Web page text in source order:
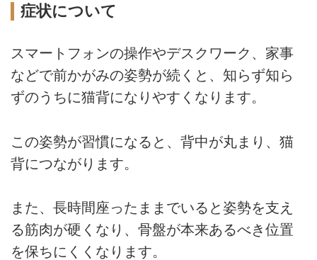
症状について
スマートフォンの操作やデスクワーク、家事
などで前かがみの姿勢が続くと、知らず知ら
ずのうちに猫背になりやすくなります。
この姿勢が習慣になると、背中が丸まり、猫
背につながります。
また、長時間座ったままでいると姿勢を支え
る筋肉が硬くなり、骨盤が本来あるべき位置
を保ちにくくなります。